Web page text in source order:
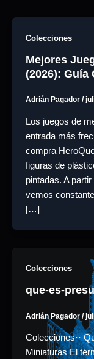
Colecciones
Mejores
(2026): Guía
Adrián Pagador /
Los juegos de
entrada más
compra
figuras de
pintadas. A
vemos
[…]
Colecciones
que-es-
Adrián Pagador /
Colecciones··
Miniaturas El